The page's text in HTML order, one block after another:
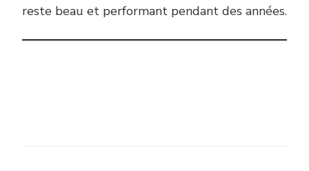
reste beau et performant pendant des années.